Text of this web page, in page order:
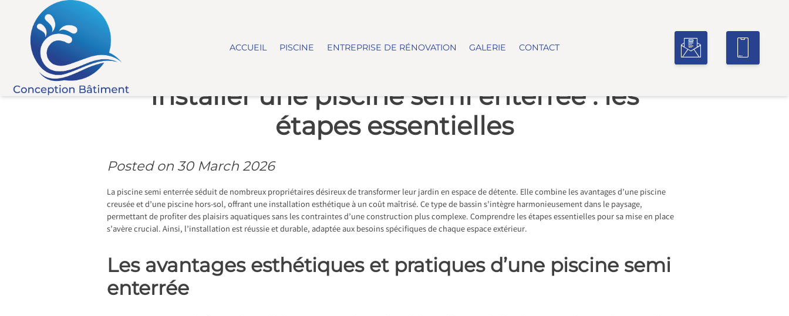
ACCUEIL PISCINE ENTREPRISE DE RÉNOVATION GALERIE CONTACT
Installer une piscine semi enterrée : les
étapes essentielles
Posted on 30 March 2026
La piscine semi enterrée séduit de nombreux propriétaires désireux de transformer leur jardin en espace de détente. Elle combine les avantages d’une piscine
creusée et d’une piscine hors-sol, offrant une installation esthétique à un coût maîtrisé. Ce type de bassin s’intègre harmonieusement dans le paysage,
permettant de profiter des plaisirs aquatiques sans les contraintes d’une construction plus complexe. Comprendre les étapes essentielles pour sa mise en place
s’avère crucial. Ainsi, l’installation est réussie et durable, adaptée aux besoins spécifiques de chaque espace extérieur.
Les avantages esthétiques et pratiques d’une piscine semi
enterrée